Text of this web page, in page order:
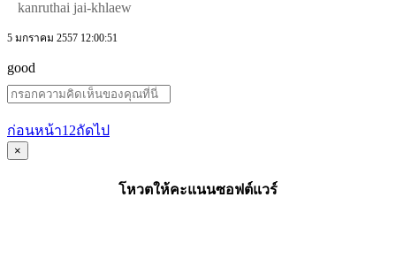
kanruthai jai-khlaew
5 มกราคม 2557 12:00:51
good
ก่อนหน้า1 2ถัดไป
×
โหวตให้คะแนนซอฟต์แวร์